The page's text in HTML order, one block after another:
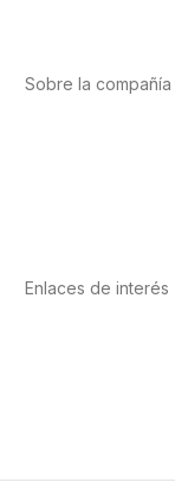
Sobre la compañía
Enlaces de interés